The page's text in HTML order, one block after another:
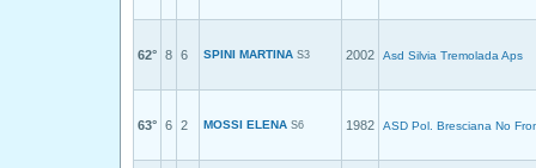
62° 8 6 SPINI MARTINA S3 2002 Asd Silvia Tremolada Aps
63° 6 2 MOSSI ELENA S6 1982 ASD Pol. Bresciana No